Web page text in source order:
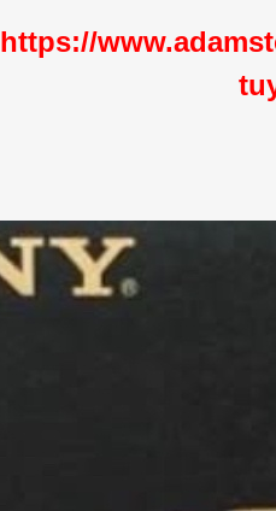
https://